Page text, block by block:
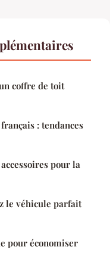
coffre de toit
: tendances
pour la
le véhicule parfait
pour économiser